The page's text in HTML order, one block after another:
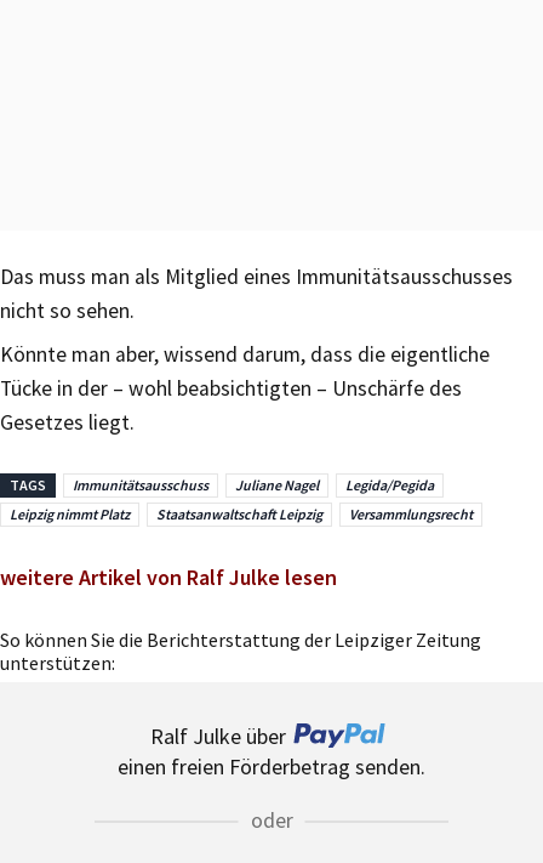
Das muss man als Mitglied eines Immunitätsausschusses
nicht so sehen.
Könnte man aber, wissend darum, dass die eigentliche
Tücke in der – wohl beabsichtigten – Unschärfe des
Gesetzes liegt.
TAGS Immunitätsausschuss Juliane Nagel
Legida/Pegida
Leipzig nimmt Platz
Staatsanwaltschaft Leipzig Versammlungsrecht
weitere Artikel von Ralf Julke lesen
So können Sie die Berichterstattung der Leipziger Zeitung
unterstützen:
Ralf Julke über
einen freien Förderbetrag senden.
oder